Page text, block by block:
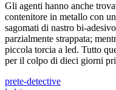
Gli agenti hanno anche
contenitore in metallo con
sagomati di nastro bi-
parzialmente strappata;
piccola torcia a led. Tutto
per il colpo di dieci giorni
prete-detective